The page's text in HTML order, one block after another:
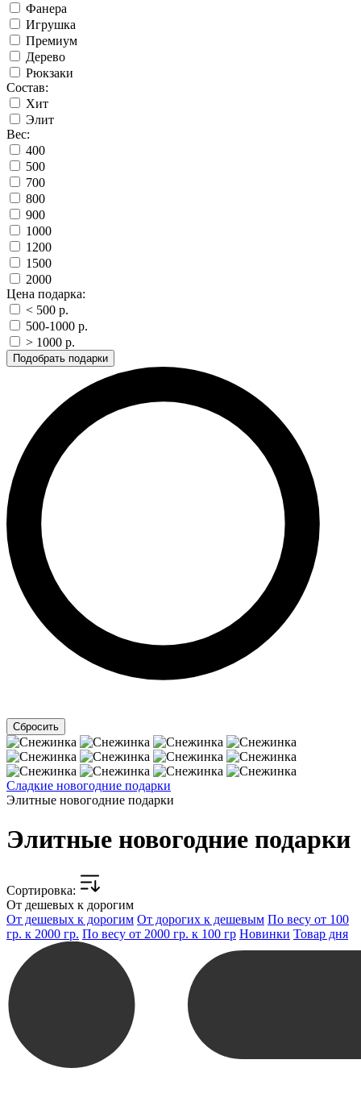
Фанера
Игрушка
Премиум
Дерево
Рюкзаки
Состав:
Хит
Элит
Вес:
400
500
700
800
900
1000
1200
1500
2000
Цена подарка:
< 500 p.
500-1000 p.
> 1000 p.
Сладкие новогодние подарки
Элитные новогодние подарки
Элитные новогодние подарки
Cортировка:
От дешевых к дорогим
От дешевых к дорогим От дорогих к дешевым По весу от 100
гр. к 2000 гр. По весу от 2000 гр. к 100 гр Новинки Товар дня